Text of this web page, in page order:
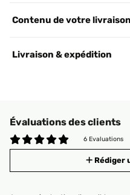
Contenu de votre livraison
Livraison & expédition
Évaluations des clients
6 Evaluations
Rédiger